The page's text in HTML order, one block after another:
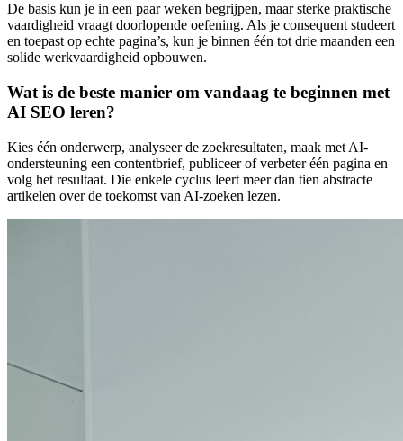
De basis kun je in een paar weken begrijpen, maar sterke praktische
vaardigheid vraagt doorlopende oefening. Als je consequent studeert
en toepast op echte pagina’s, kun je binnen één tot drie maanden een
solide werkvaardigheid opbouwen.
Wat is de beste manier om vandaag te beginnen met
AI SEO leren?
Kies één onderwerp, analyseer de zoekresultaten, maak met AI-
ondersteuning een contentbrief, publiceer of verbeter één pagina en
volg het resultaat. Die enkele cyclus leert meer dan tien abstracte
artikelen over de toekomst van AI-zoeken lezen.